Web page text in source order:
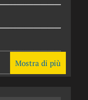
Mostra di più